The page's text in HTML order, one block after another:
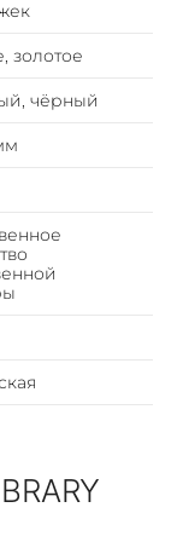
Особую
кожа,
и
золотое
чёрный